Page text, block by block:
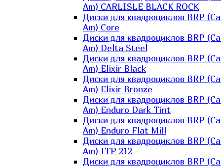
Am) CARLISLE BLACK ROCK
Диски для квадроциклов BRP
Am) Core
Диски для квадроциклов BRP
Am) Delta Steel
Диски для квадроциклов BRP
Am) Elixir Black
Диски для квадроциклов BRP
Am) Elixir Bronze
Диски для квадроциклов BRP
Am) Enduro Dark Tint
Диски для квадроциклов BRP
Am) Enduro Flat Mill
Диски для квадроциклов BRP
Am) ITP 212
Диски для квадроциклов BRP